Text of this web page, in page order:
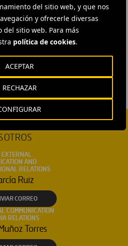
del sitio web, y que nos
y ofrecerle diversas
sitio web. Para más
política de cookies.
RECHAZAR
ACEPTAR
#Corporativo
AND
RELATIONS
Ruiz
CORREO
COMMUNICATION
RELATIONS
Torres